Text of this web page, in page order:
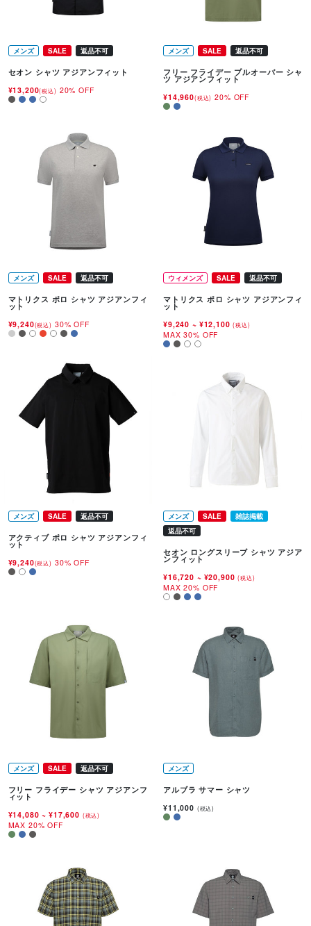
メンズ SALE 返品不可
セオン シャツ アジアンフィット
¥13,200(税込) 20% OFF
メンズ SALE 返品不可
フリー フライデー プルオーバー シャ
ツ アジアンフィット
¥14,960(税込) 20% OFF
メンズ SALE 返品不可
マトリクス ポロ シャツ アジアンフィ
ット
¥9,240(税込) 30% OFF
ウィメンズ SALE 返品不可
マトリクス ポロ シャツ アジアンフィ
ット
¥9,240 ~ ¥12,100(税込)
MAX 30% OFF
メンズ SALE 返品不可
アクティブ ポロ シャツ アジアンフィ
ット
¥9,240(税込) 30% OFF
メンズ SALE
雑誌掲載
返品不可
セオン ロングスリーブ シャツ アジア
ンフィット
¥16,720 ~ ¥20,900(税込)
MAX 20% OFF
メンズ SALE 返品不可
フリー フライデー シャツ アジアンフ
ィット
¥14,080~ ¥17,600 (税込)
MAX 20% OFF
メンズ
アルブラ サマー シャツ
¥11,000 (税込)